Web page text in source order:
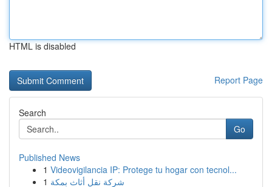
HTML is disabled
Report Page
Search
Go
Published News
1 Videovigilancia IP: Protege tu hogar con tecnol...
1 شركة نقل أثاث بمكة